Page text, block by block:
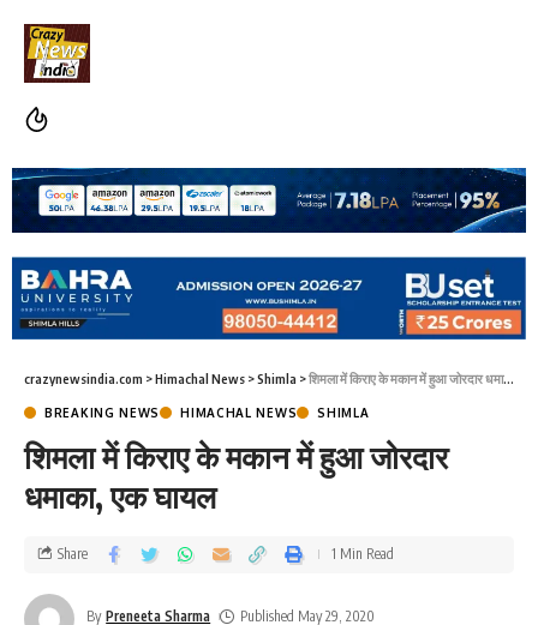
crazynewsindia.com >Himachal News >Shimla >शिमला में किराए के मकान में हुआ जोरदार धमाका, एक घायल
BREAKING NEWS HIMACHAL NEWS SHIMLA
शिमला में किराए के मकान में हुआ जोरदार
धमाका, एक घायल
By Preneeta Sharma Published May 29, 2020
Share 1 Min Read